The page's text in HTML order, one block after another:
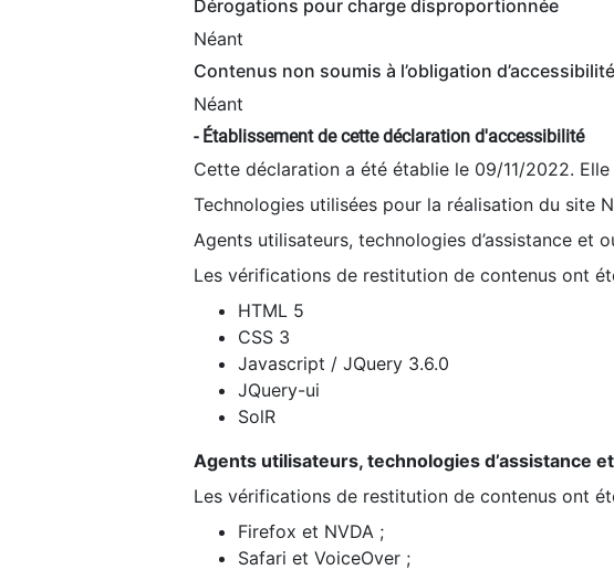
Dérogations pour charge disproportionnée
Néant
Contenus non soumis à l’obligation d’accessibilité
Néant
- Établissement de cette déclaration d'accessibilité
Cette déclaration a été établie le 09/11/2022.
Technologies utilisées pour la réalisation du site
Agents utilisateurs, technologies d’assistance et
Les vérifications de restitution de contenus ont
HTML 5
CSS 3
Javascript / JQuery 3.6.0
JQuery-ui
SolR
Agents utilisateurs, technologies d’assistance
Les vérifications de restitution de contenus ont
Firefox et NVDA ;
Safari et VoiceOver ;